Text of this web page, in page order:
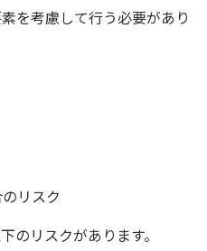
を考慮して行う必要があり
リスク
のリスクがあります。